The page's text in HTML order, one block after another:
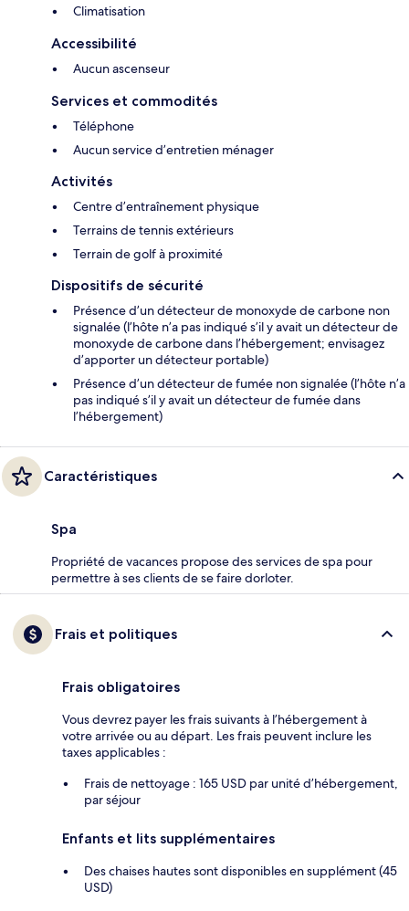
Climatisation
Accessibilité
Aucun ascenseur
Services et commodités
Téléphone
Aucun service d’entretien ménager
Activités
Centre d’entraînement physique
Terrains de tennis extérieurs
Terrain de golf à proximité
Dispositifs de sécurité
Présence d’un détecteur de monoxyde de carbone non
signalée (l’hôte n’a pas indiqué s’il y avait un détecteur de
monoxyde de carbone dans l’hébergement; envisagez
d’apporter un détecteur portable)
Présence d’un détecteur de fumée non signalée (l’hôte n’a
pas indiqué s’il y avait un détecteur de fumée dans
l’hébergement)
Caractéristiques
Spa
Propriété de vacances propose des services de spa pour
permettre à ses clients de se faire dorloter.
Frais et politiques
Frais obligatoires
Vous devrez payer les frais suivants à l’hébergement à
votre arrivée ou au départ. Les frais peuvent inclure les
taxes applicables :
Frais de nettoyage : 165 USD par unité d’hébergement,
par séjour
Enfants et lits supplémentaires
Des chaises hautes sont disponibles en supplément (45
USD)